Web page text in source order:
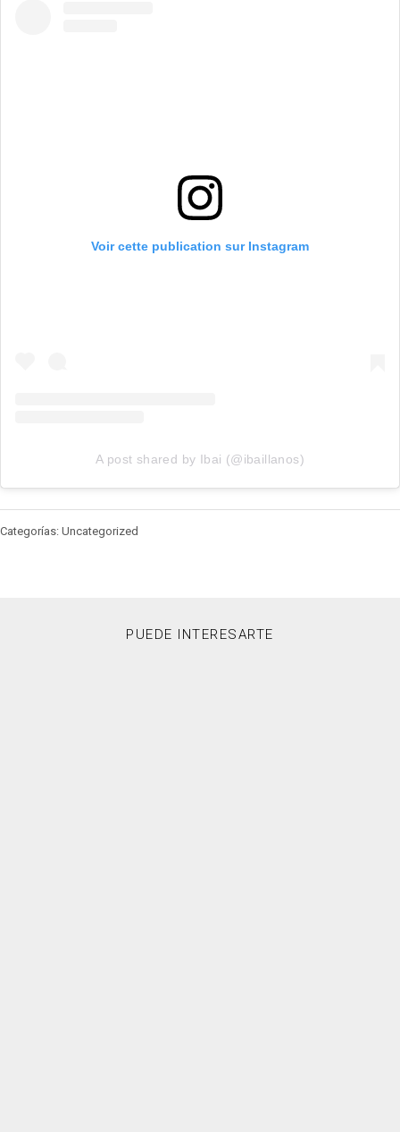
Voir cette publication sur Instagram
A post shared by Ibai (@ibaillanos)
Categorías: Uncategorized
PUEDE INTERESARTE